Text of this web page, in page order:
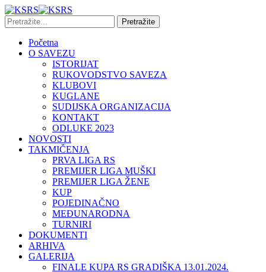
Početna
O SAVEZU
ISTORIJAT
RUKOVODSTVO SAVEZA
KLUBOVI
KUGLANE
SUDIJSKA ORGANIZACIJA
KONTAKT
ODLUKE 2023
NOVOSTI
TAKMIČENJA
PRVA LIGA RS
PREMIJER LIGA MUŠKI
PREMIJER LIGA ŽENE
KUP
POJEDINAČNO
MEĐUNARODNA
TURNIRI
DOKUMENTI
ARHIVA
GALERIJA
FINALE KUPA RS GRADIŠKA 13.01.2024.